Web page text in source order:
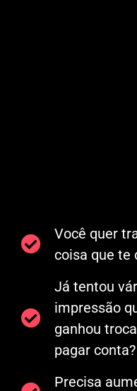
Você quer
coisa que te
Já tentou
impressão
ganhou
pagar conta?
Precisa